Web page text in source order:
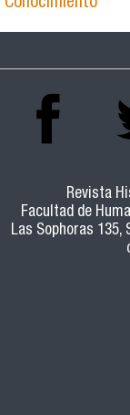
Revista
Facultad de
Las Sophoras 135,